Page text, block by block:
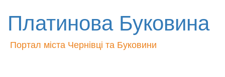
Платинова Буковина
Портал міста Чернівці та Буковини